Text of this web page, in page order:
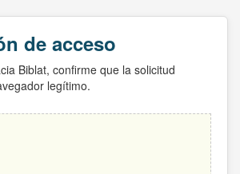
de acceso
Biblat, confirme que la solicitud
legítimo.